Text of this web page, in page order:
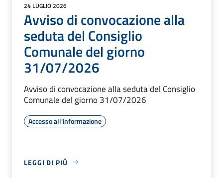
24 LUGLIO 2026
Avviso di convocazione alla
seduta del Consiglio
Comunale del giorno
31/07/2026
Avviso di convocazione alla seduta del Consiglio
Comunale del giorno 31/07/2026
Accesso all'informazione
LEGGI DI PIÙ